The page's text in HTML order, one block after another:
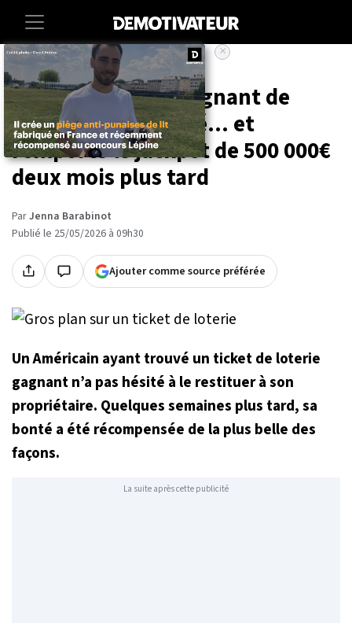
Accueil Insolite
Il rend un ticket gagnant de
500€ par honnêteté... et
remporte le jackpot de 500 000€
deux mois plus tard
ParJenna Barabinot
Publié le 25/05/2026 à 09h30
Ajouter comme source préférée
Un Américain ayant trouvé un ticket de loterie
gagnant n’a pas hésité à le restituer à son
propriétaire. Quelques semaines plus tard, sa
bonté a été récompensée de la plus belle des
façons.
La suite après cette publicité
×